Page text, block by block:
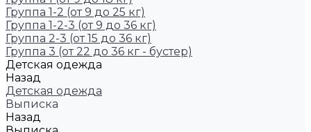
Группа 1-2 (от 9 до 25 кг)
Группа 1-2-3 (от 9 до 36 кг)
Группа 2-3 (от 15 до 36 кг)
Группа 3 (от 22 до 36 кг - бустер)
Детская одежда
Назад
Детская одежда
Выписка
Назад